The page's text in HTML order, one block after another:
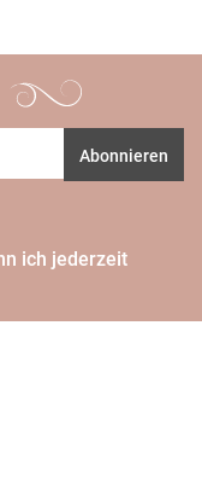
Abonnieren
ich jederzeit